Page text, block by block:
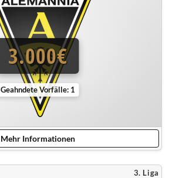
3.000€
Geahndete Vorfälle: 1
Mehr Informationen
3. Liga